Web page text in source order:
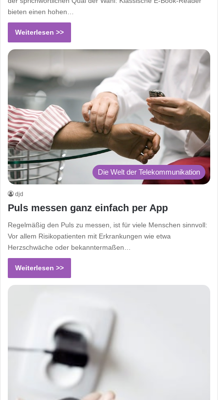
bieten einen hohen…
Weiterlesen >>
Die Welt der Telekommunikation
djd
Puls messen ganz einfach per App
Regelmäßig den Puls zu messen, ist für viele Menschen sinnvoll:
Vor allem Risikopatienten mit Erkrankungen wie etwa
Herzschwäche oder bekanntermaßen…
Weiterlesen >>